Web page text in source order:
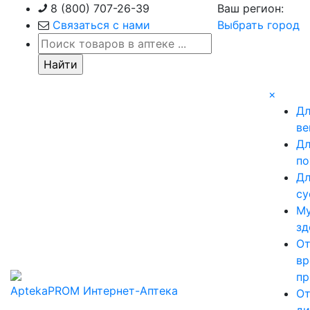
content
8 (800) 707-26-39
Связаться с нами
Ваш регион:
Выбрать город
AptekaPROM Интернет-Аптека
×